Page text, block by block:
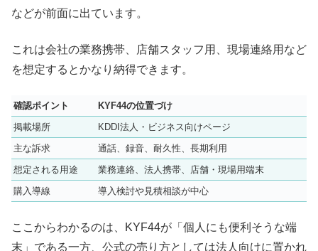
などが前面に出ています。
これは会社の業務携帯、店舗スタッフ用、現場連絡用など
を想定するとかなり納得できます。
確認ポイント
KYF44の位置づけ
掲載場所
KDDI法人・ビジネス向けページ
主な訴求
通話、録音、耐久性、長期利用
想定される用途
業務連絡、法人携帯、店舗・現場用端末
購入導線
導入検討や見積相談が中心
ここからわかるのは、KYF44が「個人にも便利そうな端
末」である一方、公式の売り方としては法人向けに置かれ